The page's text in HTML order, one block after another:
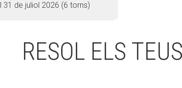
31 de juliol 2026 (6 torns)
RESOL ELS